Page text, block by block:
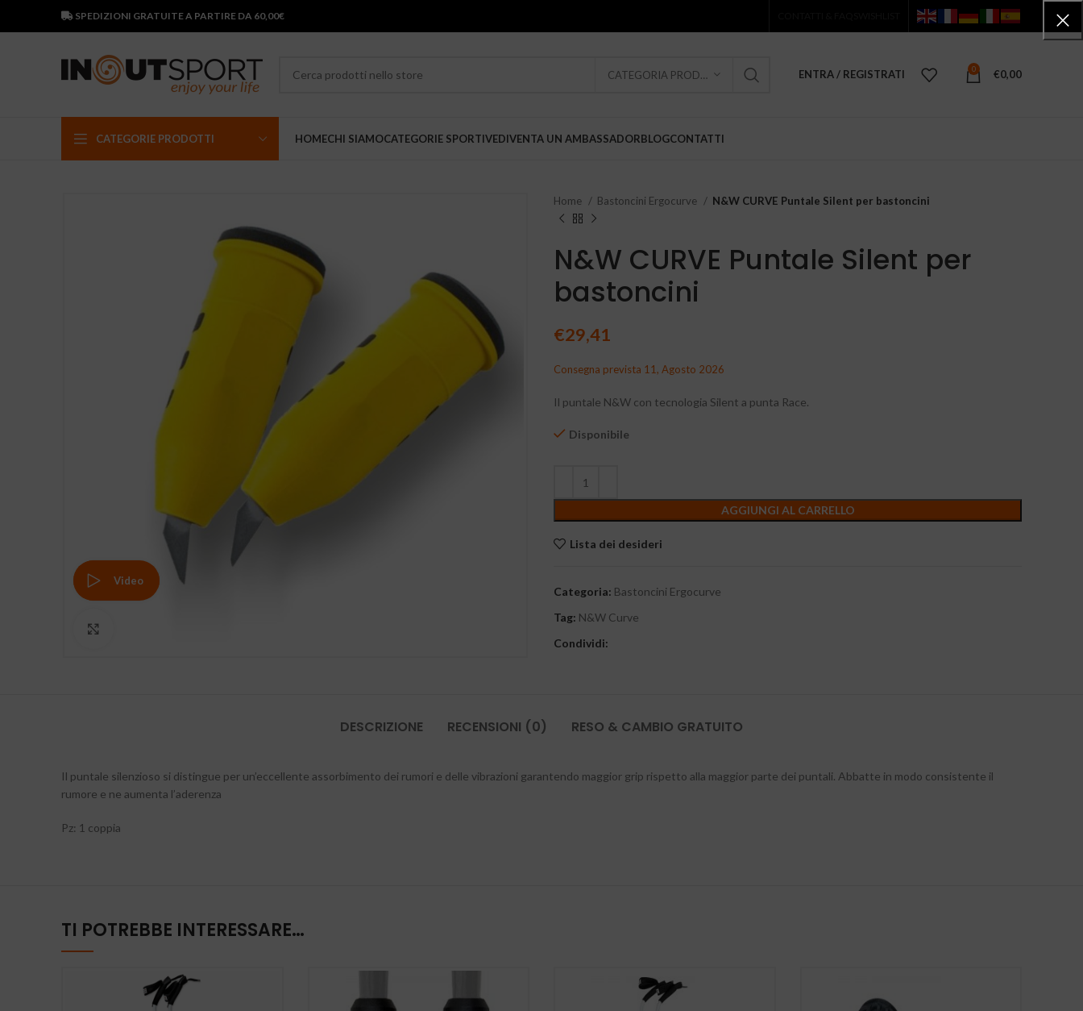
SPEDIZIONI GRATUITE A PARTIRE DA 60,00€
CATEGORIA PRODOTTO ENTRA / REGISTRATI 0 €0,00
CATEGORIE PRODOTTI HOMECHI SIAMOCATEGORIE SPORTIVEDIVENTA UN AMBASSADORBLOGCONTATTI
Video
Home Bastoncini Ergocurve N&W CURVE Puntale Silent per bastoncini
N&W CURVE Puntale Silent per
bastoncini
€29,41
Consegna prevista 11, Agosto 2026
Il puntale N&W con tecnologia Silent a punta Race.
Disponibile
AGGIUNGI AL CARRELLO
Lista dei desideri
Categoria: Bastoncini Ergocurve
Tag: N&W Curve
Condividi:
DESCRIZIONE RECENSIONI (0) RESO & CAMBIO GRATUITO
Il puntale silenzioso si distingue per un’eccellente assorbimento dei rumori e delle vibrazioni garantendo maggior grip rispetto alla maggior parte dei puntali. Abbatte in modo consistente il
rumore e ne aumenta l’aderenza
Pz: 1 coppia
TI POTREBBE INTERESSARE…